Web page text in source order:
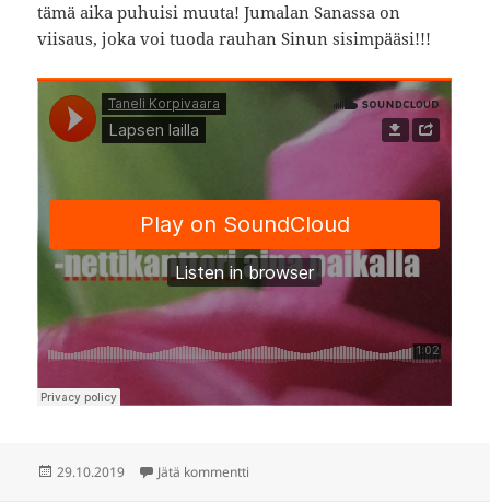
tämä aika puhuisi muuta! Jumalan Sanassa on
viisaus, joka voi tuoda rauhan Sinun sisimpääsi!!!
Julkaistu
29.10.2019 Jätä kommentti